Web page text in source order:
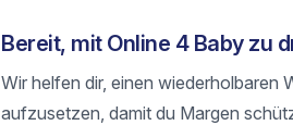
Bereit, mit Online 4 Baby zu
Wir helfen dir, einen
aufzusetzen, damit du Margen